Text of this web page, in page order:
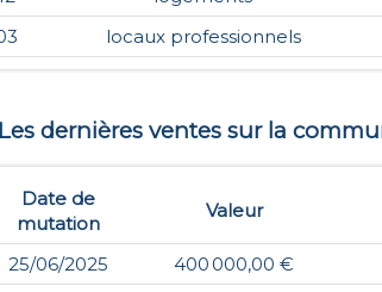
locaux professionnels
Les dernières ventes sur la
Date de
mutation
Valeur
25/06/2025 400 000,00 €